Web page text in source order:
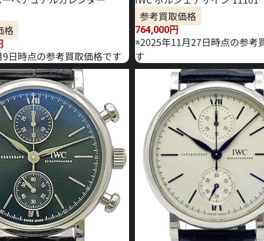
格
日時点の参考買取価格です
参考買取価格
764,000円
※2025年11月27日時点の参考
す